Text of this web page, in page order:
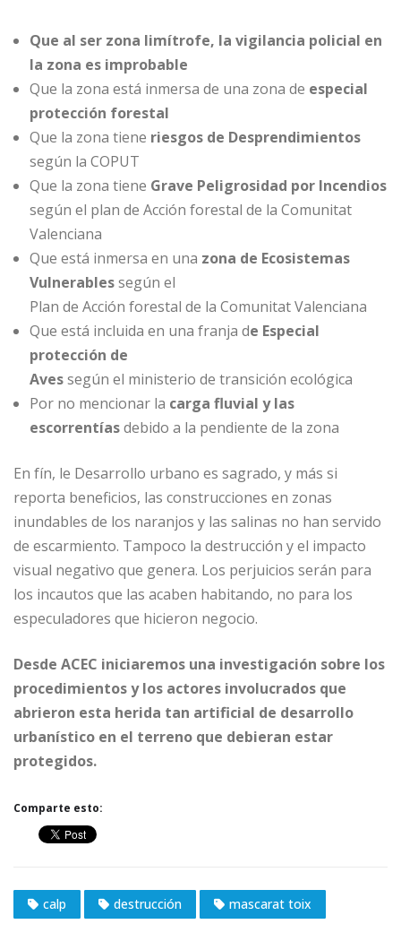
Que al ser zona limítrofe, la vigilancia policial en
la zona es improbable
Que la zona está inmersa de una zona de especial
protección forestal
Que la zona tiene riesgos de Desprendimientos
según la COPUT
Que la zona tiene Grave Peligrosidad por Incendios
según el plan de Acción forestal de la Comunitat
Valenciana
Que está inmersa en una zona de Ecosistemas
Vulnerablessegún el
Plan de Acción forestal de la Comunitat Valenciana
Que está incluida en una franja de Especial
protección de
Avessegún el ministerio de transición ecológica
Por no mencionar la carga fluvial y las
escorrentíasdebido a la pendiente de la zona
En fín, le Desarrollo urbano es sagrado, y más si
reporta beneficios, las construcciones en zonas
inundables de los naranjos y las salinas no han servido
de escarmiento. Tampoco la destrucción y el impacto
visual negativo que genera. Los perjuicios serán para
los incautos que las acaben habitando, no para los
especuladores que hicieron negocio.
Desde ACEC iniciaremos una investigación sobre los
procedimientos y los actores involucrados que
abrieron esta herida tan artificial de desarrollo
urbanístico en el terreno que debieran estar
protegidos.
Comparte esto:
calp destrucción mascarat toix